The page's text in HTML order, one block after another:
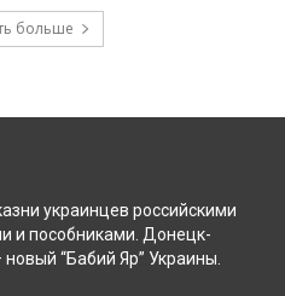
больше
украинцев российскими
и пособниками. Донецк-
“Бабий Яр” Украины.